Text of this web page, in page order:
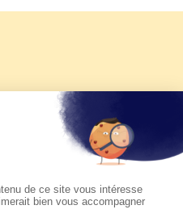
d'été 2026 de KTO
du pape Léon
à suivre sur KTO le